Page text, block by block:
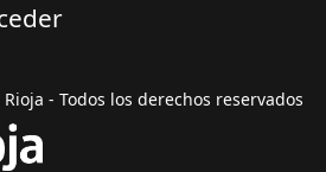
- Todos los derechos reservados